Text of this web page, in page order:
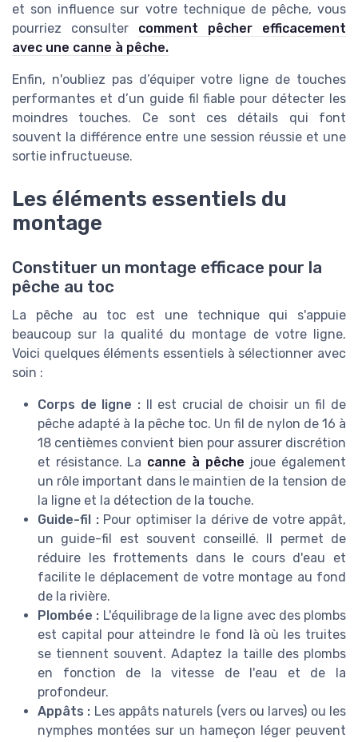
et son influence sur votre technique de pêche, vous
pourriez consulter comment pêcher efficacement
avec une canne à pêche.
Enfin, n'oubliez pas d’équiper votre ligne de touches
performantes et d’un guide fil fiable pour détecter les
moindres touches. Ce sont ces détails qui font
souvent la différence entre une session réussie et une
sortie infructueuse.
Les éléments essentiels du
montage
Constituer un montage efficace pour la
pêche au toc
La pêche au toc est une technique qui s'appuie
beaucoup sur la qualité du montage de votre ligne.
Voici quelques éléments essentiels à sélectionner avec
soin :
Corps de ligne :Il est crucial de choisir un fil de
pêche adapté à la pêche toc. Un fil de nylon de 16 à
18 centièmes convient bien pour assurer discrétion
et résistance. La canne à pêche joue également
un rôle important dans le maintien de la tension de
la ligne et la détection de la touche.
Guide-fil :Pour optimiser la dérive de votre appât,
un guide-fil est souvent conseillé. Il permet de
réduire les frottements dans le cours d'eau et
facilite le déplacement de votre montage au fond
de la rivière.
Plombée : L'équilibrage de la ligne avec des plombs
est capital pour atteindre le fond là où les truites
se tiennent souvent. Adaptez la taille des plombs
en fonction de la vitesse de l'eau et de la
profondeur.
Appâts : Les appâts naturels (vers ou larves) ou les
nymphes montées sur un hameçon léger peuvent